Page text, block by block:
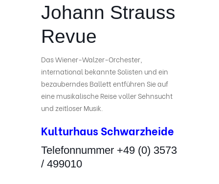
Johann Strauss
Revue
Das Wiener-Walzer-Orchester,
international bekannte Solisten und ein
bezauberndes Ballett entführen Sie auf
eine musikalische Reise voller Sehnsucht
und zeitloser Musik.
Kulturhaus Schwarzheide
Telefonnummer +49 (0) 3573
/ 499010